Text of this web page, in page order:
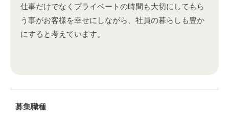
仕事だけでなくプライベートの時間も大切にしてもら
う事がお客様を幸せにしながら、社員の暮らしも豊か
にすると考えています。
募集職種